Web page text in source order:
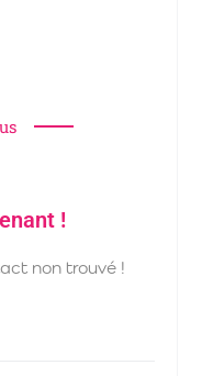
!
non trouvé !